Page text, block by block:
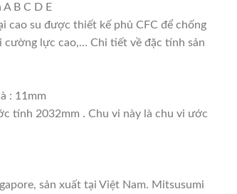
B C D E
cao su được thiết kế phủ CFC để chống
cường lực cao,… Chi tiết về đặc tính sản
: 11mm
tính 2032mm . Chu vi này là chu vi ước
sản xuất tại Việt Nam. Mitsusumi